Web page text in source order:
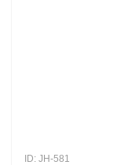
ID: JH-581